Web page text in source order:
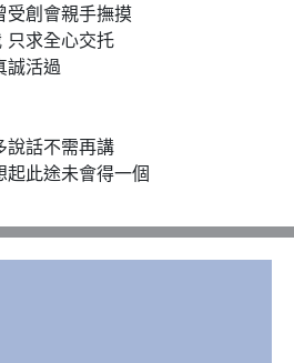
受創會親手撫摸
只求全心交托
誠活過
說話不需再講
此途未會得一個